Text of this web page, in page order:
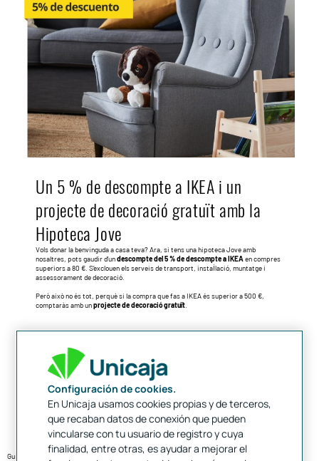
Un 5 % de descompte a IKEA i un
projecte de decoració gratuït amb la
Hipoteca Jove
Vols donar la benvinguda a casa teva? Ara, si tens una hipoteca Jove amb
nosaltres, pots gaudir d’undescompte del 5 % de descompte a IKEA en compres
superiors a 80 €. S’exclouen els serveis de transport, instal·lació, muntatge i
assessorament de decoració.
Però això no és tot, perquè si la compra que fas a IKEA és superior a 500 €,
comptaràs amb unprojecte de decoració gratuït
Informació pràctica hipoteque jove
Guia d'accés al préstec hipotecari
Configuración de cookies.
En Unicaja usamos cookies propias y de terceros,
que recaban datos de conexión que pueden
vincularse con tu usuario de registro y cuya
finalidad, entre otras, es ayudar a mejorar el